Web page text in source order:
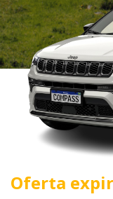
Oferta